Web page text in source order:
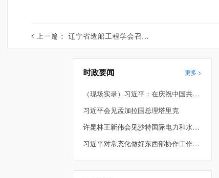
上一篇： 辽宁省造船工程学会召开九届六次理事会、九届九次常务理事会
时政要闻 更多 >
（现场实录）习近平：在庆祝中国共产党成立105周年大会上的讲话
习近平会见孟加拉国总理塔里克
许昆林王新伟会见沙特国际电力和水务公司董事长穆罕默德·阿布纳扬
习近平对常态化做好东西部协作工作作出重要指示